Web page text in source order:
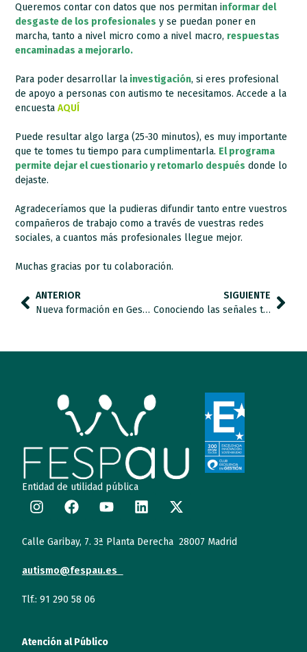
Queremos contar con datos que nos permitan informar del
desgaste de los profesionales y se puedan poner en
marcha, tanto a nivel micro como a nivel macro, respuestas
encaminadas a mejorarlo.
Para poder desarrollar la investigación, si eres profesional
de apoyo a personas con autismo te necesitamos. Accede a la
encuestaAQUÍ
Puede resultar algo larga (25-30 minutos), es muy importante
que te tomes tu tiempo para cumplimentarla. El programa
permite dejar el cuestionario y retomarlo después donde lo
dejaste.
Agradeceríamos que la pudieras difundir tanto entre vuestros
compañeros de trabajo como a través de vuestras redes
sociales, a cuantos más profesionales llegue mejor.
Muchas gracias por tu colaboración.
ANTERIOR
Nueva formación en Gestión de Equipos
SIGUIENTE
Conociendo las señales tempranas del autismo
Entidad de utilidad pública
Calle Garibay, 7. 3ª Planta Derecha 28007 Madrid
autismo@fespau.es
Tlf.: 91 290 58 06
Atención al Público